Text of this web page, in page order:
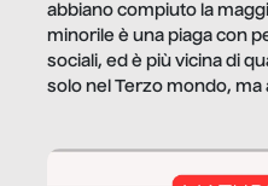
abbiano compiuto la
minorile è una piaga con
sociali, ed è più vicina di
solo nel Terzo mondo, ma